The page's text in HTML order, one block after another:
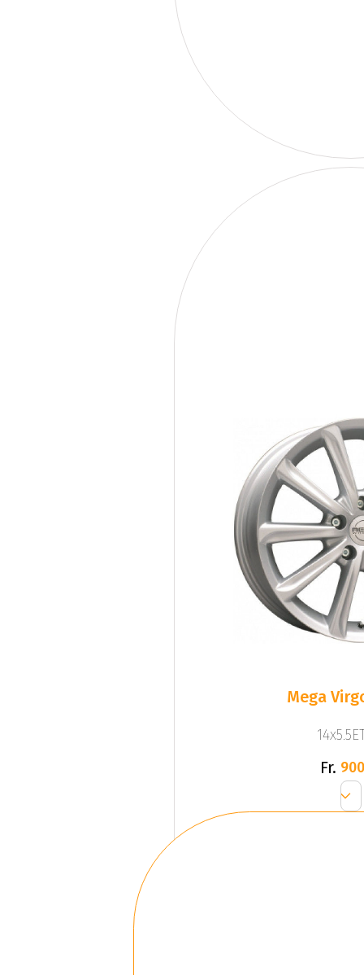
Mega
Fr.